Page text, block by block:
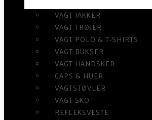
VAGT JAKKER
VAGT TRØJER
VAGT POLO & T-SHIRTS
VAGT BUKSER
VAGT HANDSKER
CAPS & HUER
VAGTSTØVLER
VAGT SKO
REFLEKSVESTE